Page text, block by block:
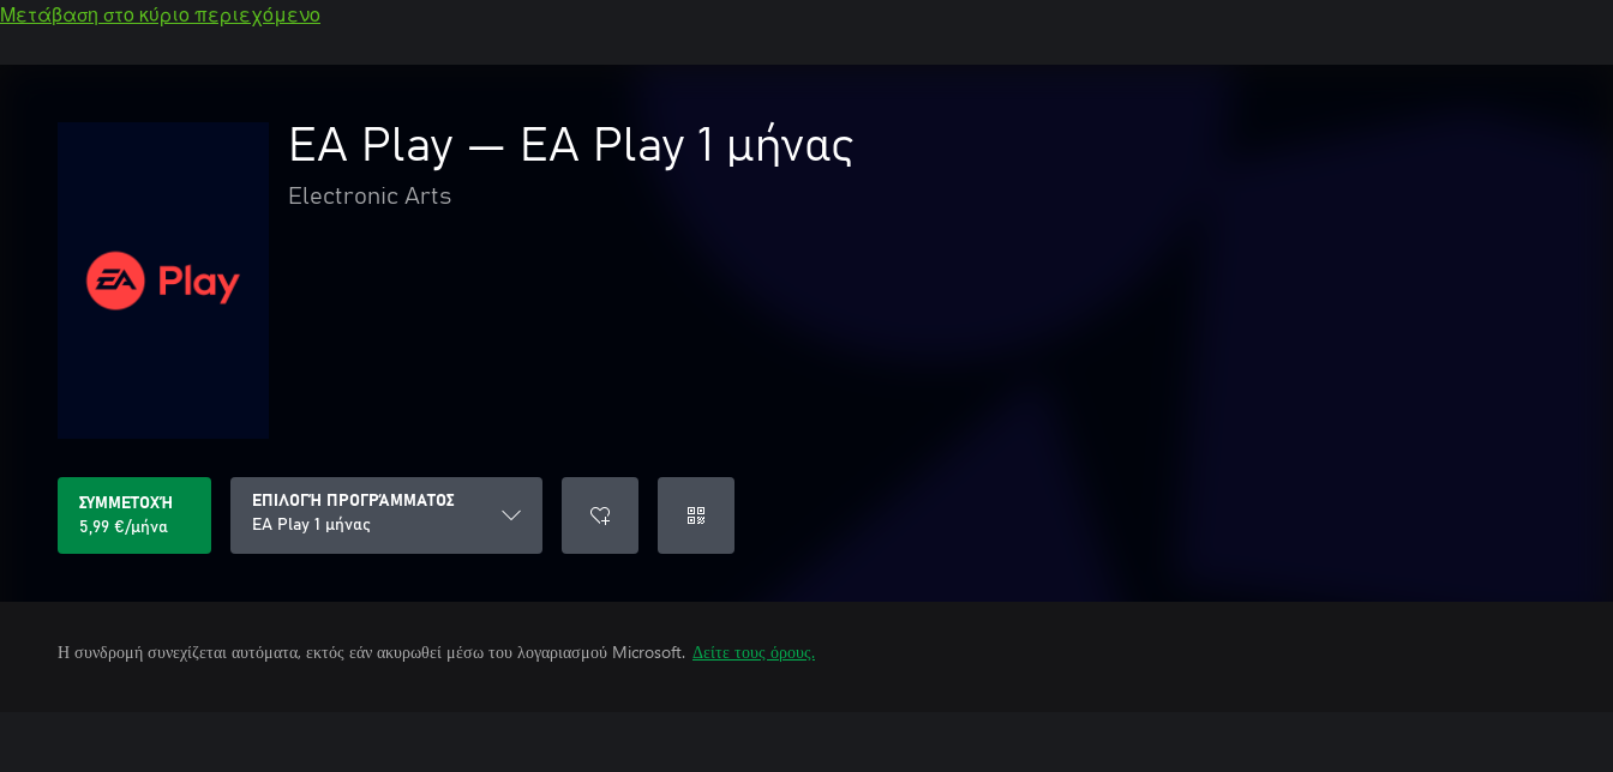
Μετάβαση στο κύριο περιεχόμενο
EA Play — EA Play 1 μήνας
Electronic Arts
ΣΥΜΜΕΤΟΧΉ
5,99 €/μήνα
ΕΠΙΛΟΓΉ ΠΡΟΓΡΆΜΜΑΤΟΣ
EA Play 1 μήνας
Η συνδρομή συνεχίζεται αυτόματα, εκτός εάν ακυρωθεί μέσω του λογαριασμού Microsoft. Δείτε τους όρους.